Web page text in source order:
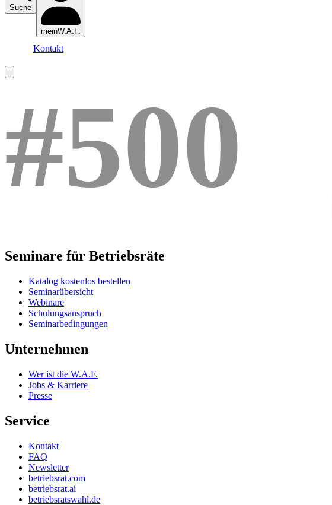
Suche
meinW.A.F.
Kontakt
#500
Seminare für Betriebsräte
Katalog kostenlos bestellen
Seminarübersicht
Webinare
Schulungsanspruch
Seminarbedingungen
Unternehmen
Wer ist die W.A.F.
Jobs & Karriere
Presse
Service
Kontakt
FAQ
Newsletter
betriebsrat.com
betriebsrat.ai
betriebsratswahl.de